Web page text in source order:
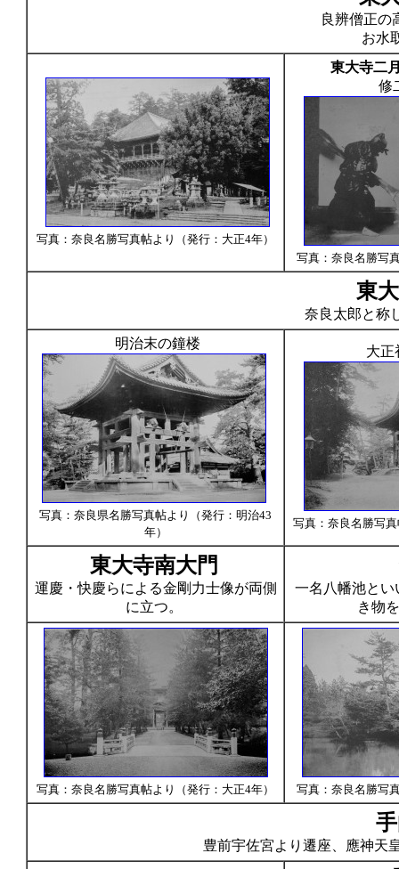
良辨僧正の
お水
写真：奈良名勝写真帖より（発行：大正4年）
東大寺二
修
写真：奈良名勝写
東
奈良太郎と称
明治末の鐘楼
写真：奈良県名勝写真帖より（発行：明治43
年）
大正
写真：奈良名勝写
東大寺南大門
運慶・快慶らによる金剛力士像が両側
に立つ。
一名八幡池とい
き物
写真：奈良名勝写真帖より（発行：大正4年） 写真：奈良名勝写
豊前宇佐宮より遷座、應神天